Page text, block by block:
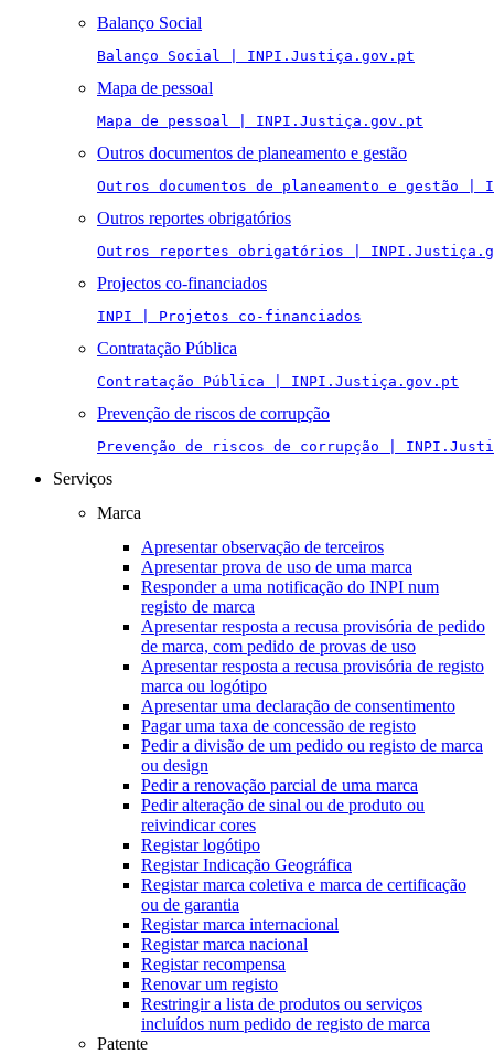
Balanço Social
Balanço Social | INPI.Justiça.gov.pt
Mapa de pessoal
Mapa de pessoal | INPI.Justiça.gov.pt
Outros documentos de planeamento e gestão
Outros documentos de planeamento e gestão
Outros reportes obrigatórios
Outros reportes obrigatórios |
Projectos co-financiados
INPI | Projetos co-financiados
Contratação Pública
Contratação Pública | INPI.Justiça.gov.pt
Prevenção de riscos de corrupção
Prevenção de riscos de corrupção |
Serviços
Marca
Apresentar observação de terceiros
Apresentar prova de uso de uma marca
Responder a uma notificação do INPI num
registo de marca
Apresentar resposta a recusa provisória de pedido
de marca, com pedido de provas de uso
Apresentar resposta a recusa provisória de registo
marca ou logótipo
Apresentar uma declaração de consentimento
Pagar uma taxa de concessão de registo
Pedir a divisão de um pedido ou registo de marca
ou design
Pedir a renovação parcial de uma marca
Pedir alteração de sinal ou de produto ou
reivindicar cores
Registar logótipo
Registar Indicação Geográfica
Registar marca coletiva e marca de certificação
ou de garantia
Registar marca internacional
Registar marca nacional
Registar recompensa
Renovar um registo
Restringir a lista de produtos ou serviços
incluídos num pedido de registo de marca
Patente